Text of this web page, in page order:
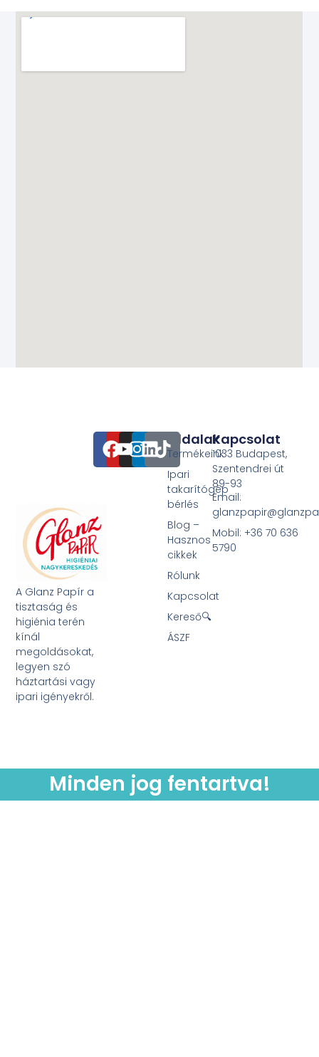
A Glanz Papír a
tisztaság és
higiénia terén
kínál
megoldásokat,
legyen szó
háztartási vagy
ipari igényekről.
Oldalak
Termékeink
Ipari
takarítógép
bérlés
Blog –
Hasznos
cikkek
Rólunk
Kapcsolat
Kereső🔍
ÁSZF
Kapcsolat
1033 Budapest,
Szentendrei út
89-93
Email:
Mobil: +36 70 636
5790
Minden jog fentartva!